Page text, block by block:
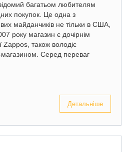
багатьом любителям
покупок. Це одна з
майданчиків не тільки в США,
року магазин є дочірнім
Zappos, також володіє
Серед переваг
Детальніше